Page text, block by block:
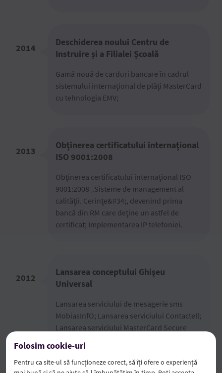
Deschiderea noului Centru de
Instruire și a Filialei Școală
Gamă nouă de carduri bancare în cadrul
sistemului internațional de plăți MasterCard
cu tehnologia EMV;
2014
Obţinerea certiﬁcatului internaţional
ISO 9001:2008
Obţinerea certiﬁcatului internaţional ISO
9001:2008 „Sisteme de management al
calităţii. Cerinţe&#34;, devenind prima
bancă din RM care deţine un astfel de
certiﬁcat; Implementarea IP telefoniei.
2013
Lansarea conceptului Ghişeu
Universal
Lansarea serviciului de mesagerie sms
MobiasInfO; Lansarea serviciului Contactell;
Lansarea serviciului MasterCard Secure
Internet.
2012
Folosim cookie-uri
Pentru ca site-ul să funcționeze corect, să îți ofere o experiență